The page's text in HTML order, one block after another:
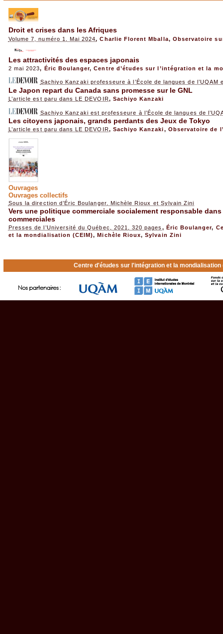
Droit et crises dans les Afriques
Volume 7, numéro 1, Mai 2024,Charlie Florent Mballa, Observatoire
Les attractivités des espaces japonais
2 mai 2023, Éric Boulanger,Centre d’études sur l’intégration et la
Sachiyo Kanzaki professeure à l’École de langues de l’UQAM
Le Japon repart du Canada sans promesse sur le GNL
L’article est paru dans LE DEVOIR, Sachiyo Kanzaki
Sachiyo Kanzaki est professeure à l’École de langues de
Les citoyens japonais, grands perdants des Jeux de Tokyo
L’article est paru dans LE DEVOIR, Sachiyo Kanzaki, Observatoire de
Ouvrages
Ouvrages collectifs
Sous la direction d’Éric Boulanger, Michèle Rioux et Sylvain Zini
Vers une politique commerciale socialement responsable
commerciales
Presses de l’Université du Québec, 2021, 320 pages , Éric Boulanger,
et la mondialisation (CEIM), Michèle Rioux,Sylvain Zini
Centre d'études sur l'intégration et la mondialisation